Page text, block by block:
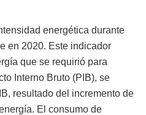
energética durante
en 2020. Este indicador
que se requirió para
Interno Bruto (PIB), se
resultado del incremento de
El consumo de